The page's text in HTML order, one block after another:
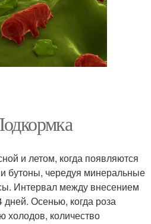
и летом, когда появляются
бутоны, чередуя минеральные
Интервал между внесением
дней. Осенью, когда роза
холодов, количество